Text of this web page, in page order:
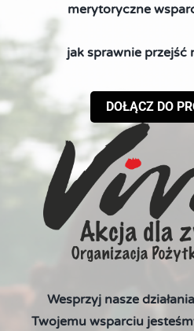
merytoryczne
jak sprawnie przejść
DOŁĄCZ DO
Wesprzyj nasze
Twojemu wsparciu